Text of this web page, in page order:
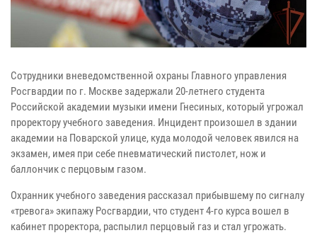
Сотрудники вневедомственной охраны Главного управления
Росгвардии по г. Москве задержали 20-летнего студента
Российской академии музыки имени Гнесиных, который угрожал
проректору учебного заведения. Инцидент произошел в здании
академии на Поварской улице, куда молодой человек явился на
экзамен, имея при себе пневматический пистолет, нож и
баллончик с перцовым газом.
Охранник учебного заведения рассказал прибывшему по сигналу
«тревога» экипажу Росгвардии, что студент 4-го курса вошел в
кабинет проректора, распылил перцовый газ и стал угрожать.